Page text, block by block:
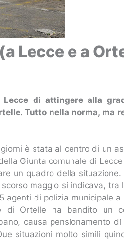
Lecce e a
di attingere alla
Tutto nella norma, ma
è stata al centro di un
Giunta comunale di
un quadro della situazione.
maggio si indicava, tra
agenti di polizia municipale
di Ortelle ha bandito un
causa pensionamento
situazioni molto simili